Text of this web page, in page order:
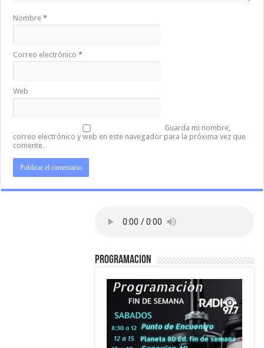
Nombre*
Correo electrónico*
Web
Guarda mi nombre,
correo electrónico y web en este navegador para la próxima vez que
comente.
PROGRAMACION